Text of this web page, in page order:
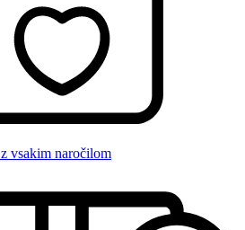
z vsakim naročilom